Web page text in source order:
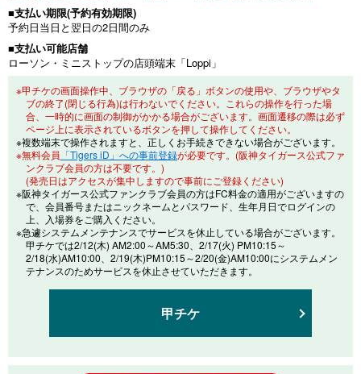
■支払い期限(予約有効期限)
予約日当日と翌日の2日間のみ
■支払い可能店舗
ローソン・ミニストップの店頭端末「Loppi」
※甲チケの画面操作中、ブラウザの「戻る」ボタンの使用や、ブラウザやタ
ブの終了(閉じる行為)は行わないでください。これらの操作を行った場
合、一時的に画面の制御がかかる場合がございます。画面遷移の際は必ず
ページ上に表示されているボタンを押して操作してください。
※複数端末で操作されますと、正しくお手続きできない場合がございます。
※無料会員 「Tigers iD」への事前登録が必要です。(阪神タイガース公式ファ
ンクラブ会員の方は不要です。)
(発売日はアクセスが集中しますので事前にご登録ください)
※阪神タイガース公式ファンクラブ会員の方はFC料金の適用がございますの
で、会員番号またはニックネームとパスワード、生年月日でログインの
上、入場券をご購入ください。
※急遽システムメンテナンスでサービスを休止している場合がございます。
甲チケでは2/12(木) AM2:00～AM5:30、2/17(火) PM10:15～
2/18(水)AM10:00、2/19(木)PM10:15～2/20(金)AM10:00にシステムメン
テナンスのためサービスを休止させていただきます。
甲チケ